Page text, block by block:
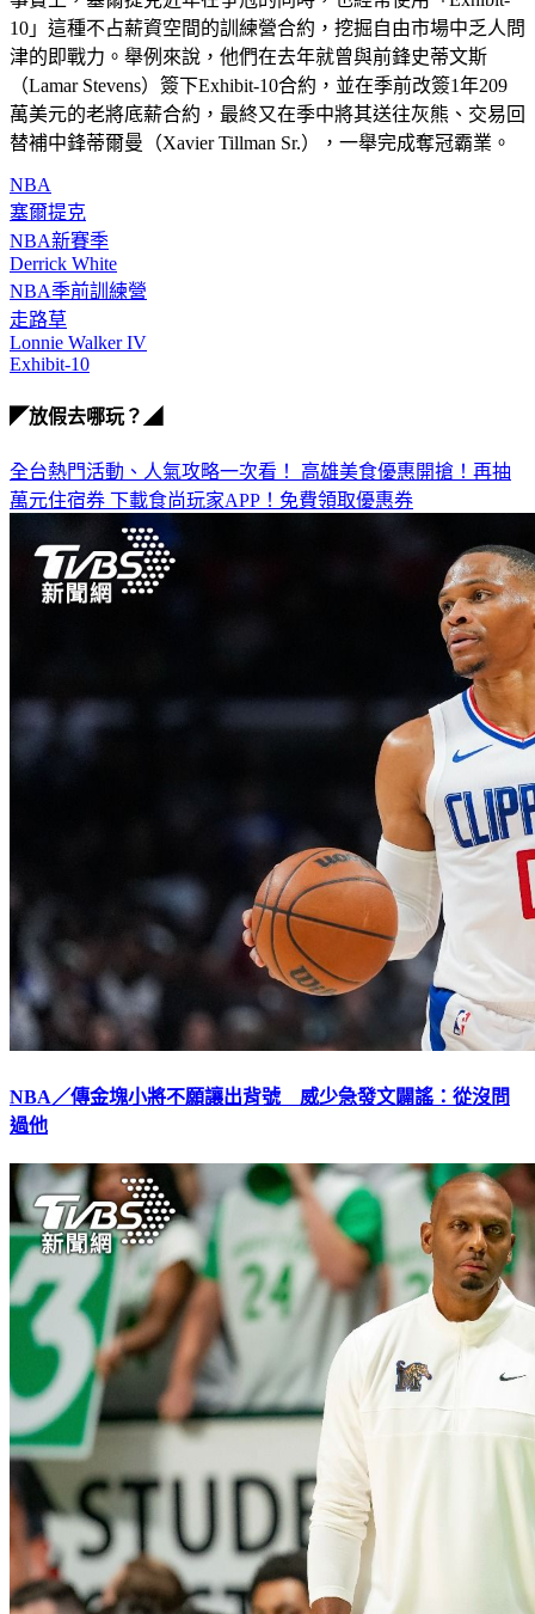
10」這種不占薪資空間的訓練營合約，挖掘自由市場中乏人問
津的即戰力。舉例來說，他們在去年就曾與前鋒史蒂文斯
（Lamar Stevens）簽下Exhibit-10合約，並在季前改簽1年209
萬美元的老將底薪合約，最終又在季中將其送往灰熊、交易回
替補中鋒蒂爾曼（Xavier Tillman Sr.），一舉完成奪冠霸業。
NBA
塞爾提克
NBA新賽季
Derrick White
NBA季前訓練營
走路草
Lonnie Walker IV
Exhibit-10
◤放假去哪玩？◢
全台熱門活動、人氣攻略一次看！ 高雄美食優惠開搶！再抽
萬元住宿券 下載食尚玩家APP！免費領取優惠券
NBA／傳金塊小將不願讓出背號 威少急發文闢謠：從沒問
過他